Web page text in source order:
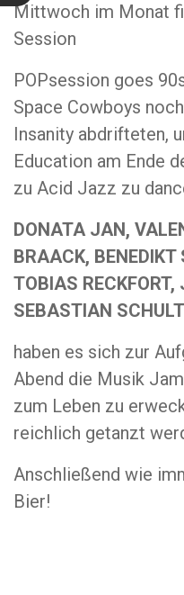
Mittwoch im Monat
Session
POPsession goes
Space Cowboys
Insanity abdrifteten,
Education am Ende
zu Acid Jazz zu
DONATA JAN,
BRAACK,
TOBIAS RECKFORT,
SEBASTIAN
haben es sich zur
Abend die Musik
zum Leben zu
reichlich getanzt
Anschließend wie
Bier!